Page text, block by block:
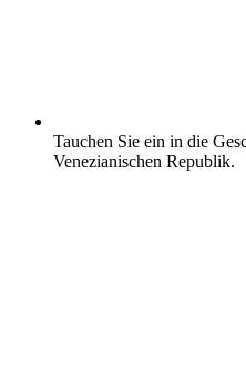
Tauchen Sie ein in die
Venezianischen Republik.